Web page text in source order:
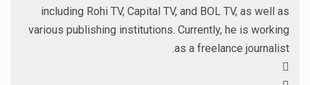
including Rohi TV, Capital TV, and BOL TV, as well as
various publishing institutions. Currently, he is working
as a freelance journalist.